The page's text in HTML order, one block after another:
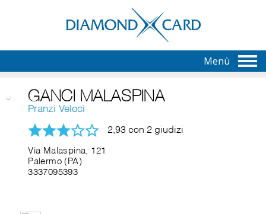
Menù
GANCI MALASPINA
Pranzi Veloci
2,93 con 2 giudizi
Via Malaspina, 121
Palermo (PA)
3337095393